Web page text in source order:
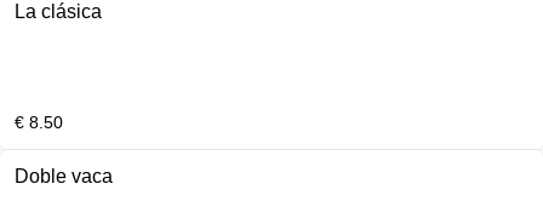
La clásica
€ 8.50
Doble vaca